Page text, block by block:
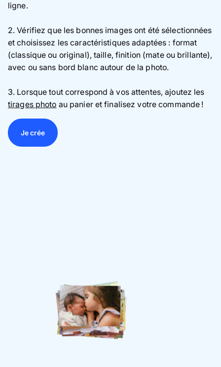
ligne.
2. Vérifiez que les bonnes images ont été sélectionnées
et choisissez les caractéristiques adaptées : format
(classique ou original), taille, finition (mate ou brillante),
avec ou sans bord blanc autour de la photo.
3. Lorsque tout correspond à vos attentes, ajoutez les
tirages photo au panier et finalisez votre commande !
Je crée